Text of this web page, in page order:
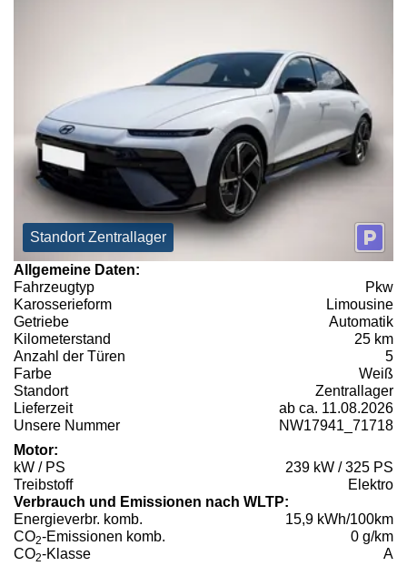
Standort Zentrallager
Allgemeine Daten:
Fahrzeugtyp
Pkw
Karosserieform
Limousine
Getriebe
Automatik
Kilometerstand
25 km
Anzahl der Türen
5
Farbe
Weiß
Standort
Zentrallager
Lieferzeit
ab ca. 11.08.2026
Unsere Nummer
NW17941_71718
Motor:
kW / PS
239 kW / 325 PS
Treibstoff
Elektro
Verbrauch und Emissionen nach WLTP:
Energieverbr. komb.
15,9 kWh/100km
CO2-Emissionen komb.
0 g/km
CO2-Klasse A